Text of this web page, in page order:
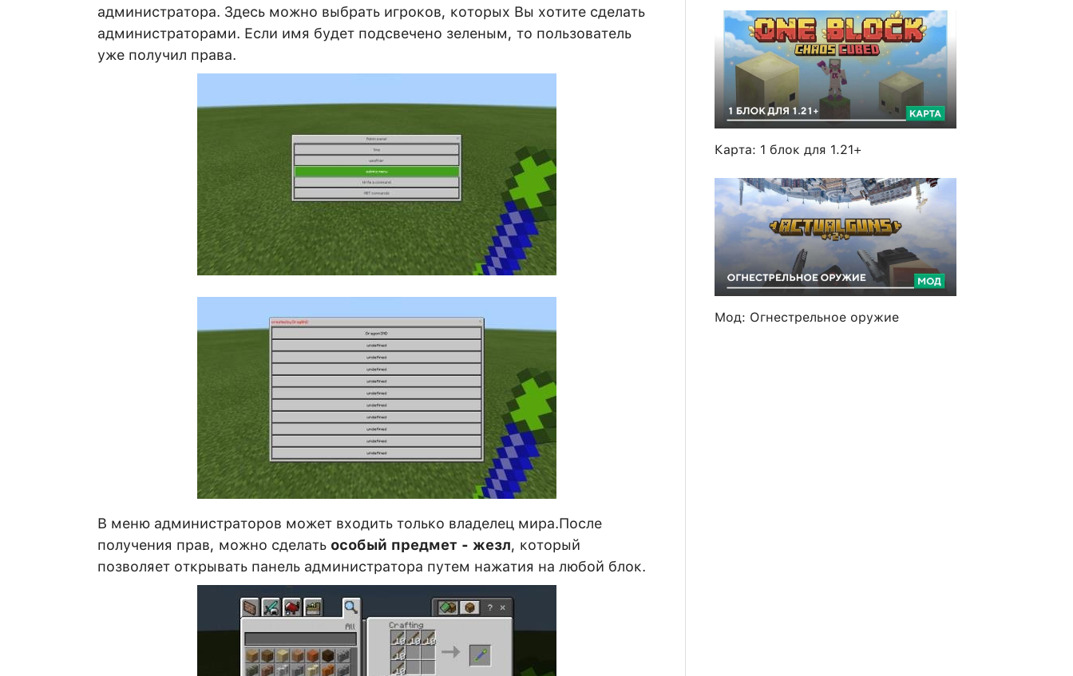
администратора. Здесь можно выбрать игроков, которых Вы хотите сделать
администраторами. Если имя будет подсвечено зеленым, то пользователь
уже получил права.
В меню администраторов может входить только владелец мира.После
получения прав, можно сделать особый предмет - жезл, который
позволяет открывать панель администратора путем нажатия на любой блок.
Карта: 1 блок для 1.21+
Мод: Огнестрельное оружие